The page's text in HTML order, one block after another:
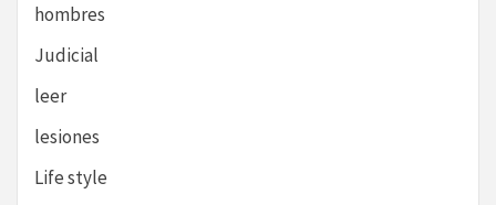
hombres
Judicial
leer
lesiones
Life style